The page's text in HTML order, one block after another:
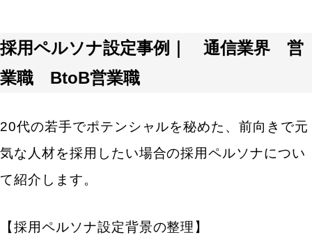
採用ペルソナ設定事例｜ 通信業界 営
業職 BtoB営業職
20代の若手でポテンシャルを秘めた、前向きで元
気な人材を採用したい場合の採用ペルソナについ
て紹介します。
【採用ペルソナ設定背景の整理】